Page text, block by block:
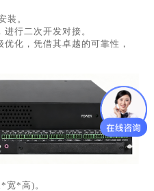
装。
行二次开发对接。
化，凭借其卓越的可靠性，
宽*高)。